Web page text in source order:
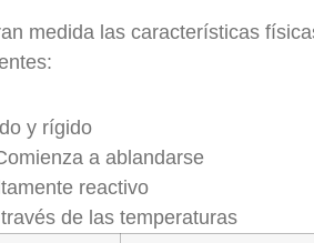
medida las características
y rígido
a ablandarse
reactivo
de las temperaturas